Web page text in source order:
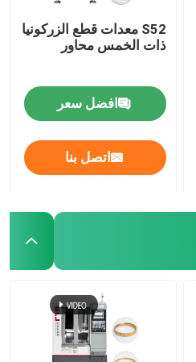
S52 معدات قطع الزركونيا
ذات الخمس محاور
افضل سعر
اتصل بنا